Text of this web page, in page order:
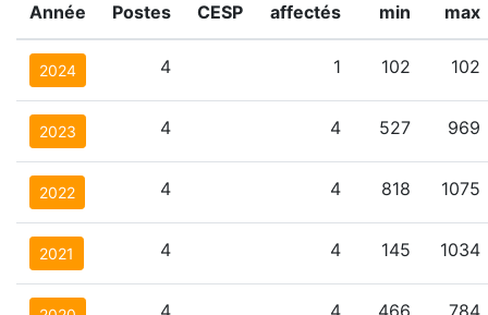
Année Postes CESP
affectés
min
max
2024 4 1 102 102
2023 4 4 527 969
2022 4 4 818 1075
2021 4 4 145 1034
4 4 466 784